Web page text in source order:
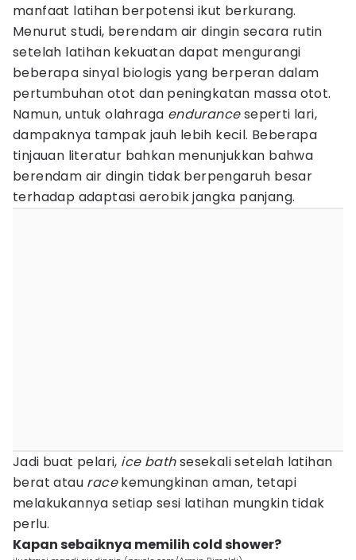
manfaat latihan berpotensi ikut berkurang.
Menurut studi, berendam air dingin secara rutin
setelah latihan kekuatan dapat mengurangi
beberapa sinyal biologis yang berperan dalam
pertumbuhan otot dan peningkatan massa otot.
Namun, untuk olahraga enduranceseperti lari,
dampaknya tampak jauh lebih kecil. Beberapa
tinjauan literatur bahkan menunjukkan bahwa
berendam air dingin tidak berpengaruh besar
terhadap adaptasi aerobik jangka panjang.
Jadi buat pelari, ice bathsesekali setelah latihan
berat atau racekemungkinan aman, tetapi
melakukannya setiap sesi latihan mungkin tidak
perlu.
Kapan sebaiknya memilih cold shower?